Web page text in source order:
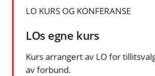
LO KURS OG KONFERANSE
LOs egne kurs
Kurs arrangert av LO for
av forbund.